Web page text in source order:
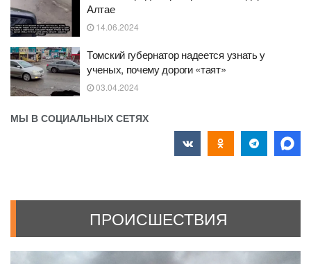
Алтае
14.06.2024
Томский губернатор надеется узнать у
ученых, почему дороги «таят»
03.04.2024
МЫ В СОЦИАЛЬНЫХ СЕТЯХ
ПРОИСШЕСТВИЯ